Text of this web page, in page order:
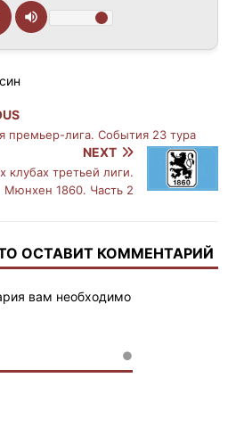
премьер-лига. События 23 тура
NEXT
клубах третьей лиги.
Мюнхен 1860. Часть 2
ОСТАВИТ КОММЕНТАРИЙ
вам необходимо